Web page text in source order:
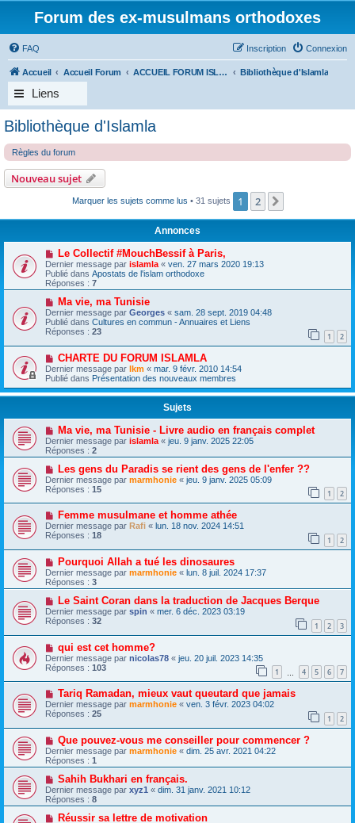
Forum des ex-musulmans orthodoxes
FAQ Connexion
Inscription
Accueil Accueil Forum ACCUEIL FORUM ISLAMLA Bibliothèque d'Islamla
Liens
Bibliothèque d'Islamla
Règles du forum
Nouveau sujet
Marquer les sujets comme lus • 31 sujets 1 2
Annonces
Le Collectif #MouchBessif à Paris,
Dernier message par islamla « ven. 27 mars 2020 19:13
Publié dans Apostats de l'islam orthodoxe
Réponses : 7
Ma vie, ma Tunisie
Dernier message par Georges « sam. 28 sept. 2019 04:48
Publié dans Cultures en commun - Annuaires et Liens
Réponses : 23 1 2
CHARTE DU FORUM ISLAMLA
Dernier message par lkm « mar. 9 févr. 2010 14:54
Publié dans Présentation des nouveaux membres
Sujets
Ma vie, ma Tunisie - Livre audio en français complet
Dernier message par islamla « jeu. 9 janv. 2025 22:05
Réponses : 2
Les gens du Paradis se rient des gens de l'enfer ??
Dernier message par marmhonie « jeu. 9 janv. 2025 05:09
Réponses : 15 1 2
Femme musulmane et homme athée
Dernier message par Rafi « lun. 18 nov. 2024 14:51
Réponses : 18 1 2
Pourquoi Allah a tué les dinosaures
Dernier message par marmhonie « lun. 8 juil. 2024 17:37
Réponses : 3
Le Saint Coran dans la traduction de Jacques Berque
Dernier message par spin « mer. 6 déc. 2023 03:19
Réponses : 32 1 2 3
qui est cet homme?
Dernier message par nicolas78 « jeu. 20 juil. 2023 14:35
Réponses : 103 1 4 5 6 7
Tariq Ramadan, mieux vaut queutard que jamais
Dernier message par marmhonie « ven. 3 févr. 2023 04:02
Réponses : 25 1 2
Que pouvez-vous me conseiller pour commencer ?
Dernier message par marmhonie « dim. 25 avr. 2021 04:22
Réponses : 1
Sahih Bukhari en français.
Dernier message par xyz1 « dim. 31 janv. 2021 10:12
Réponses : 8
Réussir sa lettre de motivation